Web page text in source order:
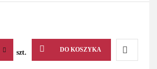
szt. DO KOSZYKA